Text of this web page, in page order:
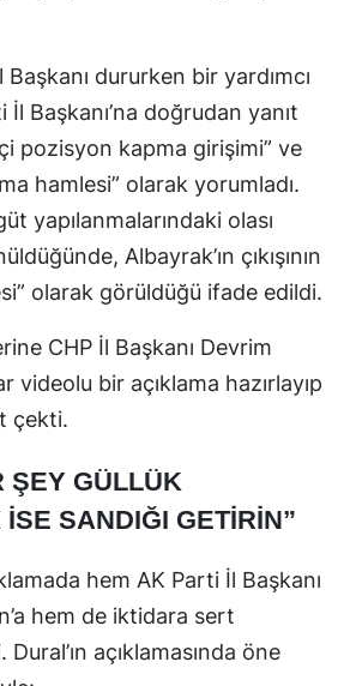
Başkanı dururken bir yardımcı
İl Başkanı’na doğrudan yanıt
pozisyon kapma girişimi” ve
hamlesi” olarak yorumladı.
yapılanmalarındaki olası
Albayrak’ın çıkışının
olarak görüldüğü ifade edildi.
CHP İl Başkanı Devrim
videolu bir açıklama hazırlayıp
çekti.
ŞEY GÜLLÜK
SANDIĞI GETİRİN”
hem AK Parti İl Başkanı
hem de iktidara sert
açıklamasında öne